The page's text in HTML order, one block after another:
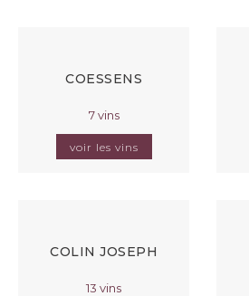
COESSENS
7 vins
voir les vins
COLIN JOSEPH
13 vins